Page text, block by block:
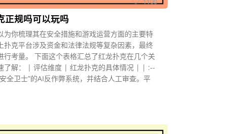
正规吗可以玩吗
为你梳理其在安全措施和游戏运营方面的主要特
扑克平台涉及资金和法律法规等复杂因素，最终
考量。 下面这个表格汇总了红龙扑克在几个关
了解： | 评估维度 | 红龙扑克的具体情况 | | :--
卫士”的AI反作弊系统，并结合人工审查。平